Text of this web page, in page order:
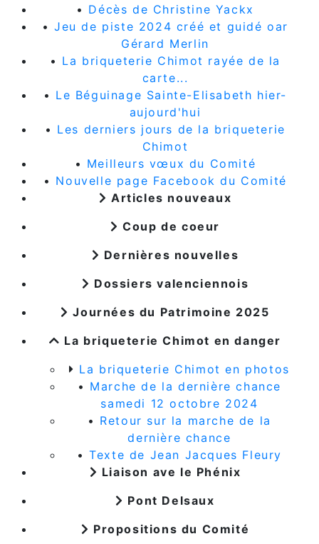
• Décès de Christine Yackx
•Jeu de piste 2024 créé et guidé oar
Gérard Merlin
• La briqueterie Chimot rayée de la
carte...
• Le Béguinage Sainte-Elisabeth hier-
aujourd'hui
• Les derniers jours de la briqueterie
Chimot
• Meilleurs vœux du Comité
• Nouvelle page Facebook du Comité
Articles nouveaux
Coup de coeur
Dernières nouvelles
Dossiers valenciennois
Journées du Patrimoine 2025
La briqueterie Chimot en danger
La briqueterie Chimot en photos
• Marche de la dernière chance
samedi 12 octobre 2024
• Retour sur la marche de la
dernière chance
•Texte de Jean Jacques Fleury
Liaison ave le Phénix
Pont Delsaux
Propositions du Comité